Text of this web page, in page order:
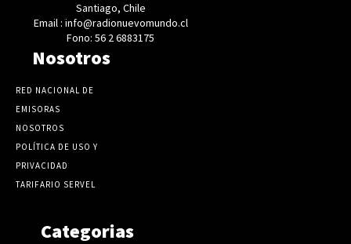
Santiago, Chile
Email : info@radionuevomundo.cl
Fono: 56 2 6883175
Nosotros
RED NACIONAL DE
EMISORAS
NOSOTROS
POLÍTICA DE USO Y
PRIVACIDAD
TARIFARIO SERVEL
Categorias